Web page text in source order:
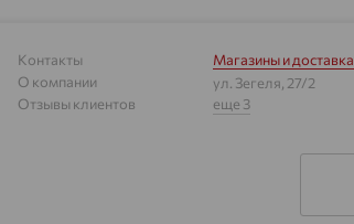
Контакты
О компании
Отзывы клиентов
Магазины и доставка
ул. Зегеля, 27/2
еще 3
доставка